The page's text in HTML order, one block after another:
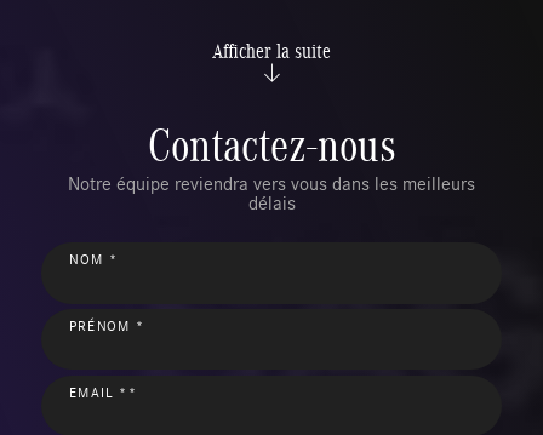
Afficher la suite
Contactez-nous
Notre équipe reviendra vers vous dans les meilleurs
délais
NOM *
PRÉNOM *
EMAIL **